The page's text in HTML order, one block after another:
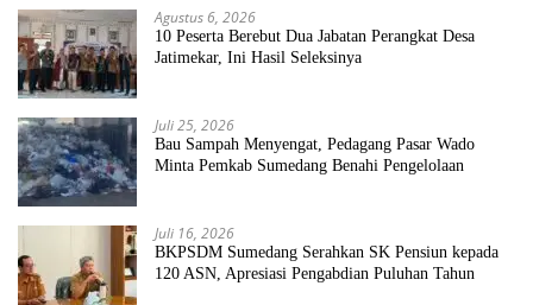
Agustus 6, 2026
10 Peserta Berebut Dua Jabatan Perangkat Desa
Jatimekar, Ini Hasil Seleksinya
Juli 25, 2026
Bau Sampah Menyengat, Pedagang Pasar Wado
Minta Pemkab Sumedang Benahi Pengelolaan
Juli 16, 2026
BKPSDM Sumedang Serahkan SK Pensiun kepada
120 ASN, Apresiasi Pengabdian Puluhan Tahun